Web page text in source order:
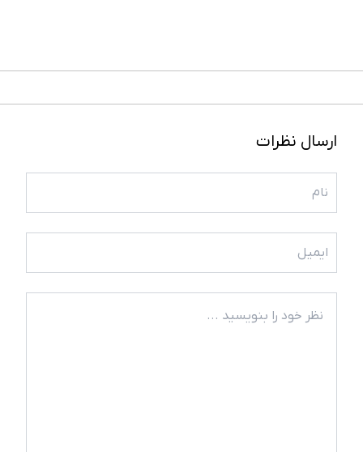
ارسال نظرات